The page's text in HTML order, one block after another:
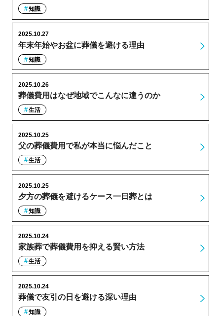
知識
年末年始やお盆に葬儀を避ける理由
2025.10.27
知識
葬儀費用はなぜ地域でこんなに違うのか
2025.10.26
生活
父の葬儀費用で私が本当に悩んだこと
2025.10.25
生活
夕方の葬儀を避けるケース一日葬とは
2025.10.25
知識
家族葬で葬儀費用を抑える賢い方法
2025.10.24
生活
葬儀で友引の日を避ける深い理由
2025.10.24
知識